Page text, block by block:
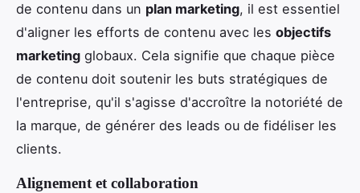
de contenu dans un plan marketing, il est essentiel
d'aligner les efforts de contenu avec les objectifs
marketing globaux. Cela signifie que chaque pièce
de contenu doit soutenir les buts stratégiques de
l'entreprise, qu'il s'agisse d'accroître la notoriété de
la marque, de générer des leads ou de fidéliser les
clients.
Alignement et collaboration